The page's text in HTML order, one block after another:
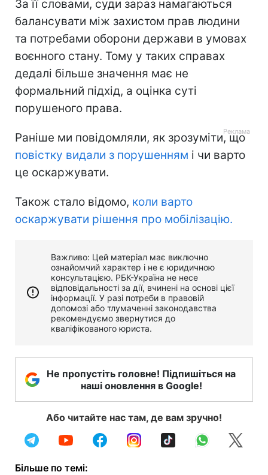
За її словами, суди зараз намагаються
балансувати між захистом прав людини
та потребами оборони держави в умовах
воєнного стану. Тому у таких справах
дедалі більше значення має не
формальний підхід, а оцінка суті
порушеного права.
Раніше ми повідомляли, як зрозуміти, що
повістку видали з порушенням і чи варто
це оскаржувати.
Також стало відомо, коли варто
оскаржувати рішення про мобілізацію.
Важливо: Цей матеріал має виключно
ознайомчий характер і не є юридичною
консультацією. РБК-Україна не несе
відповідальності за дії, вчинені на основі цієї
інформації. У разі потреби в правовій
допомозі або тлумаченні законодавства
рекомендуємо звернутися до
кваліфікованого юриста.
Не пропустіть головне! Підпишіться на
наші оновлення в Google!
Або читайте нас там, де вам зручно!
Більше по темі: